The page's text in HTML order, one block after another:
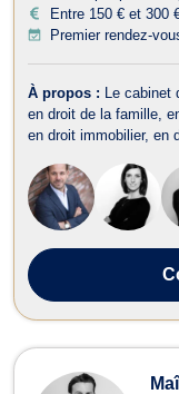
Entre 150 € et 300
Premier rendez-
À propos :
Le
en droit de la famille,
en droit immobilier, en
administratif et public,